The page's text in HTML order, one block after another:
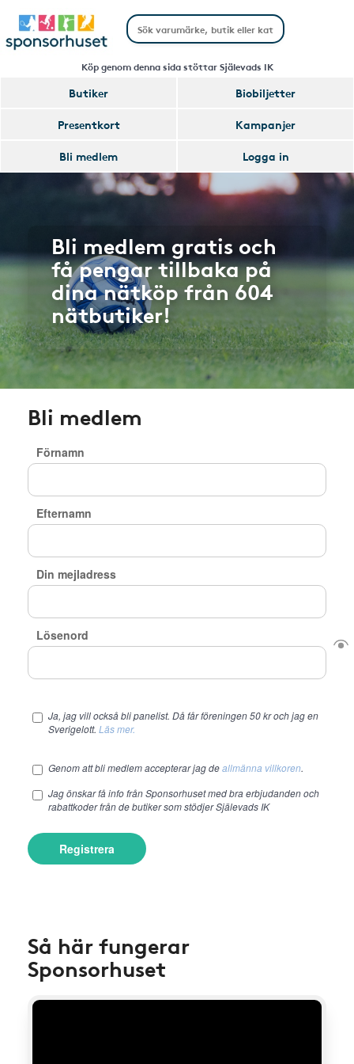
Köp genom denna sida stöttar Själevads IK
Butiker
Biobiljetter
Presentkort
Kampanjer
Bli medlem
Logga in
Bli medlem gratis och
få pengar tillbaka på
dina nätköp från 604
nätbutiker!
Bli medlem
Förnamn
Efternamn
Din mejladress
Lösenord
Ja, jag vill också bli panelist. Då får föreningen 50 kr och jag en
Sverigelott. Läs mer.
Genom att bli medlem accepterar jag deallmänna villkoren.
Jag önskar få info från Sponsorhuset med bra erbjudanden och
rabattkoder från de butiker som stödjer Själevads IK
Registrera
Så här fungerar
Sponsorhuset